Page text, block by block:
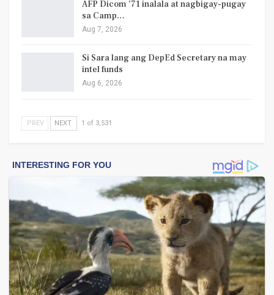
AFP Dicom ’71 inalala at nagbigay-pugay
sa Camp…
Aug 7, 2026
Si Sara lang ang DepEd Secretary na may
intel funds
Aug 6, 2026
PREV NEXT 1 of 3,531